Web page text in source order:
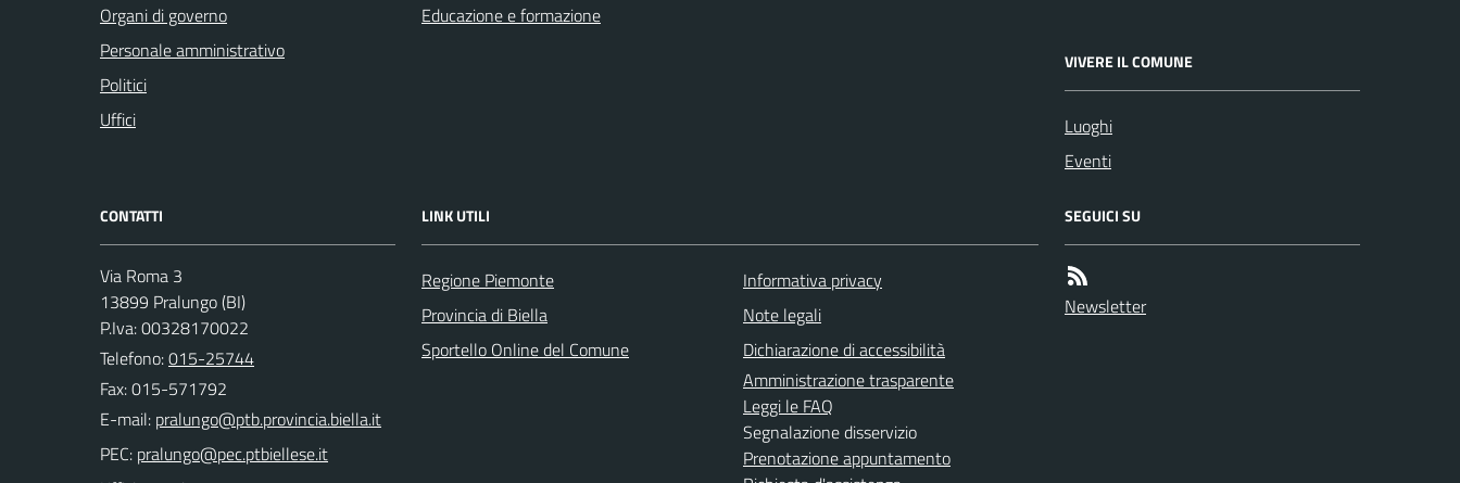
Organi di governo
Personale amministrativo
Politici
Uffici
Educazione e formazione
VIVERE IL COMUNE
Luoghi
Eventi
CONTATTI
Via Roma 3
13899 Pralungo (BI)
P.Iva: 00328170022
Telefono:015-25744
Fax: 015-571792
E-mail:
PEC:
LINK UTILI
Regione Piemonte
Provincia di Biella
Sportello Online del Comune
Informativa privacy
Note legali
Dichiarazione di accessibilità
Amministrazione trasparente
Leggi le FAQ
Segnalazione disservizio
Prenotazione appuntamento
SEGUICI SU
Newsletter